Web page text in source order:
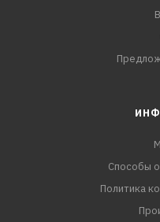
Способы
Политика